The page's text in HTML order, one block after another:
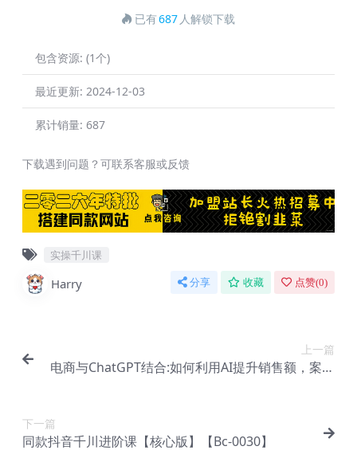
已有687 人解锁下载
包含资源: (1个)
最近更新: 2024-12-03
累计销量: 687
下载遇到问题？可联系客服或反馈
实操千川课
Harry 分享 收藏 点赞(0)
上一篇
电商与ChatGPT结合:如何利用AI提升销售额，案例
下一篇
同款抖音千川进阶课【核心版】【Bc-0030】